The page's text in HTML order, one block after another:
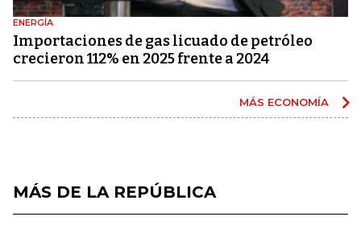
ENERGÍA
Importaciones de gas licuado de petróleo
crecieron 112% en 2025 frente a 2024
MÁS ECONOMÍA
MÁS DE LA REPÚBLICA